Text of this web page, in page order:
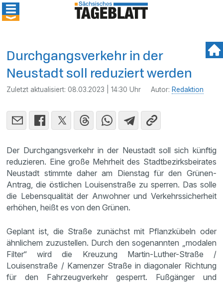
Durchgangsverkehr in der
Neustadt soll reduziert werden
Zuletzt aktualisiert:08.03.2023 | 14:30 Uhr Autor: Redaktion
Der Durchgangsverkehr in der Neustadt soll sich künftig
reduzieren. Eine große Mehrheit des Stadtbezirksbeirates
Neustadt stimmte daher am Dienstag für den Grünen-
Antrag, die östlichen Louisenstraße zu sperren. Das solle
die Lebensqualität der Anwohner und Verkehrssicherheit
erhöhen, heißt es von den Grünen.
Geplant ist, die Straße zunächst mit Pflanzkübeln oder
ähnlichem zuzustellen. Durch den sogenannten „modalen
Filter“ wird die Kreuzung Martin-Luther-Straße /
Louisenstraße / Kamenzer Straße in diagonaler Richtung
für den Fahrzeugverkehr gesperrt. Fußgänger und